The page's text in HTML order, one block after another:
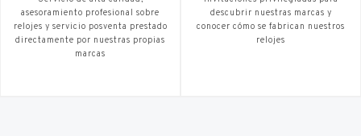
asesoramiento profesional sobre
relojes y servicio posventa prestado
directamente por nuestras propias
marcas
descubrir nuestras marcas y
conocer cómo se fabrican nuestros
relojes